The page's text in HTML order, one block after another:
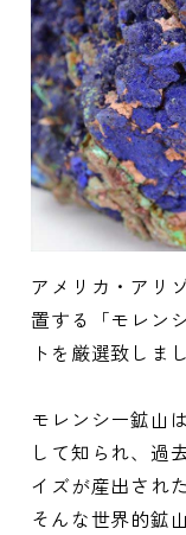
アメリカ・アリ
置する「モレン
トを厳選致しま
モレンシー鉱山
して知られ、過
イズが産出され
そんな世界的鉱